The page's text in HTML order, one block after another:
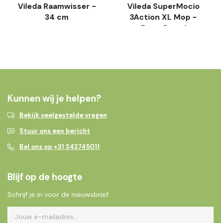
Vileda Raamwisser -
34 cm
Vileda SuperMocio
3Action XL Mop -
Extra Breed
Kunnen wij je helpen?
Bekijk veelgestelde vragen
Stuur ons een bericht
Bel ons op +31 343745011
Blijf op de hoogte
Schrijf je in voor de nieuwsbrief